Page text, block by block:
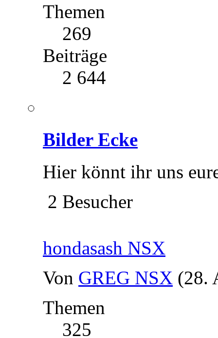
Themen
269
Beiträge
2 644
Bilder Ecke
Hier könnt ihr uns
2 Besucher
hondasash NSX
Von GREG NSX (28.
Themen
325